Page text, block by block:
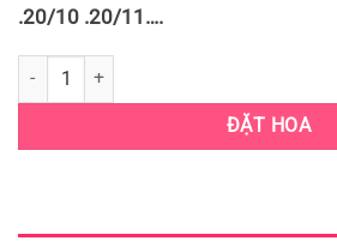
.20/10 .20/11….
BÓ HOA CÚC MẪU ĐƠN MÀU HỒNG GIÁ
ĐẶT HOA